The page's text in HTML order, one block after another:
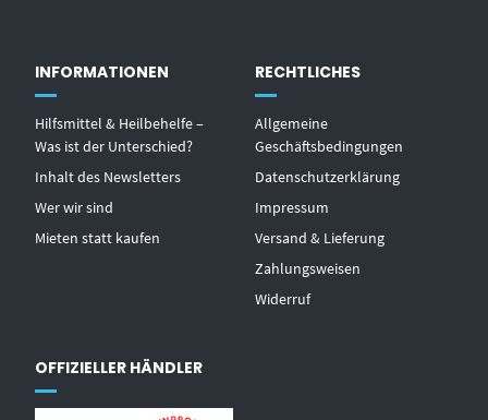
INFORMATIONEN
Hilfsmittel & Heilbehelfe –
Was ist der Unterschied?
Inhalt des Newsletters
Wer wir sind
Mieten statt kaufen
RECHTLICHES
Allgemeine
Geschäftsbedingungen
Datenschutzerklärung
Impressum
Versand & Lieferung
Zahlungsweisen
Widerruf
OFFIZIELLER HÄNDLER